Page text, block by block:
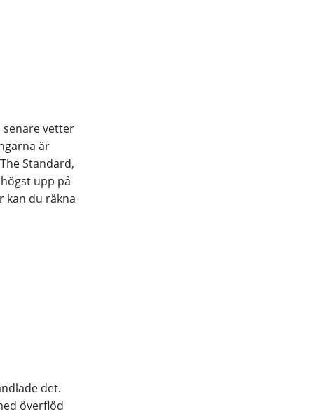
senare vetter
är
Standard,
upp på
kan du räkna
det.
överflöd